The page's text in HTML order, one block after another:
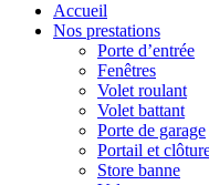
Accueil
Nos prestations
Porte d’entrée
Fenêtres
Volet roulant
Volet battant
Porte de garage
Portail et
Store banne